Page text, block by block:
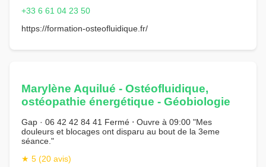
+33 6 61 04 23 50
https://formation-osteofluidique.fr/
Marylène Aquilué - Ostéofluidique,
ostéopathie énergétique - Géobiologie
Gap · 06 42 42 84 41 Fermé ⋅ Ouvre à 09:00 "Mes
douleurs et blocages ont disparu au bout de la 3eme
séance."
★ 5 (20 avis)